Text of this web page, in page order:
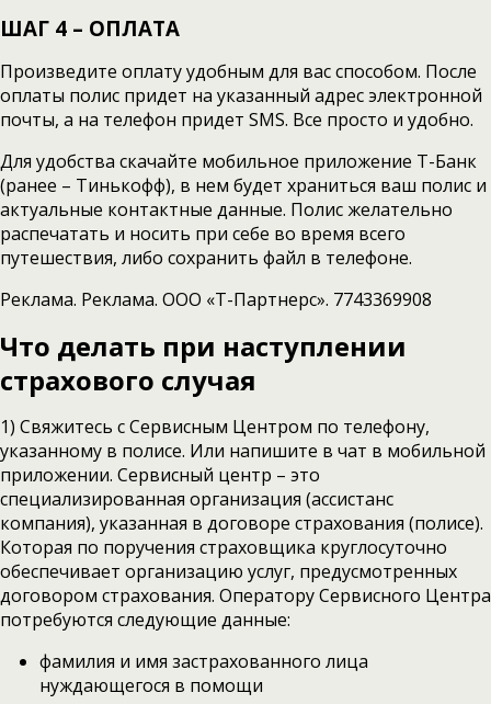
ШАГ 4 – ОПЛАТА
Произведите оплату удобным для вас способом. После
оплаты полис придет на указанный адрес электронной
почты, а на телефон придет SMS. Все просто и удобно.
Для удобства скачайте мобильное приложение Т-Банк
(ранее – Тинькофф), в нем будет храниться ваш полис и
актуальные контактные данные. Полис желательно
распечатать и носить при себе во время всего
путешествия, либо сохранить файл в телефоне.
Реклама. Реклама. ООО «Т-Партнерс». 7743369908
Что делать при наступлении
страхового случая
1) Свяжитесь с Сервисным Центром по телефону,
указанному в полисе. Или напишите в чат в мобильной
приложении. Сервисный центр – это
специализированная организация (ассистанс
компания), указанная в договоре страхования (полисе).
Которая по поручения страховщика круглосуточно
обеспечивает организацию услуг, предусмотренных
договором страхования. Оператору Сервисного Центра
потребуются следующие данные:
фамилия и имя застрахованного лица
нуждающегося в помощи